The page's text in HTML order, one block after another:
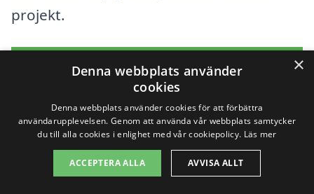
projekt.
Få 3 erbjudanden, gratis och utan
Sök efter en
×
Denna webbplats använder
cookies
Denna webbplats använder cookies för att förbättra
användarupplevelsen. Genom att använda vår webbplats samtycker
du till alla cookies i enlighet med vår cookiepolicy. Läs mer
ACCEPTERA ALLA AVVISA ALLT